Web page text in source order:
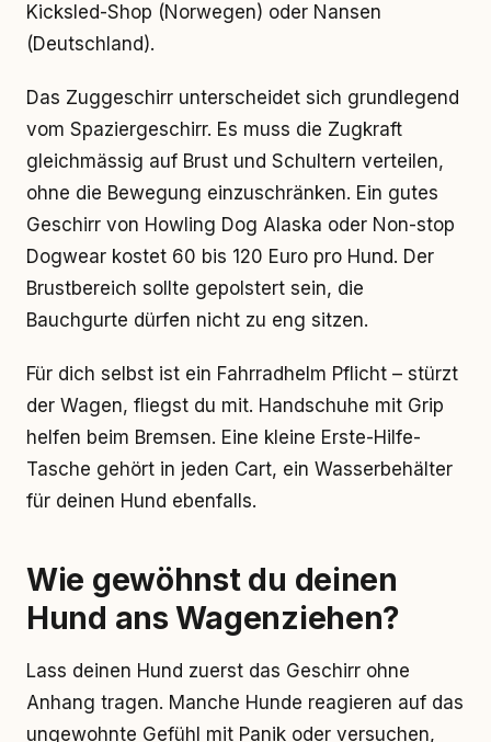
Kicksled-Shop (Norwegen) oder Nansen
(Deutschland).
Das Zuggeschirr unterscheidet sich grundlegend
vom Spaziergeschirr. Es muss die Zugkraft
gleichmässig auf Brust und Schultern verteilen,
ohne die Bewegung einzuschränken. Ein gutes
Geschirr von Howling Dog Alaska oder Non-stop
Dogwear kostet 60 bis 120 Euro pro Hund. Der
Brustbereich sollte gepolstert sein, die
Bauchgurte dürfen nicht zu eng sitzen.
Für dich selbst ist ein Fahrradhelm Pflicht – stürzt
der Wagen, fliegst du mit. Handschuhe mit Grip
helfen beim Bremsen. Eine kleine Erste-Hilfe-
Tasche gehört in jeden Cart, ein Wasserbehälter
für deinen Hund ebenfalls.
Wie gewöhnst du deinen
Hund ans Wagenziehen?
Lass deinen Hund zuerst das Geschirr ohne
Anhang tragen. Manche Hunde reagieren auf das
ungewohnte Gefühl mit Panik oder versuchen,